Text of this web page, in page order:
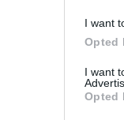
I want
Opted
I want
Opted